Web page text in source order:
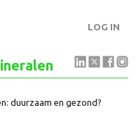
LOG IN
duurzaam en gezond?